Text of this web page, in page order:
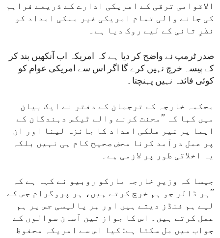
الاقوامی ترقی کے امریکی ادارے کے ذریعے فراہم
کی جانے والی تمام امریکی غیر ملکی امداد کو
نظرِ ثانی کے لیے روک دیا ہے۔
صدر ٹرمپ نے واضح کر دیا ہے کہ امریکہ اب آنکھیں بند کر
کے پیسہ خرچ نہیں کرے گا اگر اس سے امریکی عوام کو
کوئی فائدہ نہیں پہنچتا۔
محکمہ خارجہ کے ترجمان کے دفتر نے ایک بیان
میں کہا کہ ’’محنت کرنے والے ٹیکس دہندگان کے
ایما پر غیر ملکی امداد کا جائزہ لینا اور ان
پر عمل درآمد کرنا محض صحیح کام ہی نہیں بلکہ
یہ اخلاقی طور پر لازمی ہے۔
جیسا کہ وزیرِ خارجہ مارکو روبیو نے کہا ہے کہ
’’ہر ڈالر جو ہم خرچ کرتے ہیں، ہر پروگرام جس کے
لیے ہم فنڈز دیتے ہیں اور ہر پالیسی جس پر ہم
عمل کرتے ہیں۔ اس کا جواز تین آسان سوالوں کے
جواب میں مل سکتا ہے: کیا اس سے امریکہ محفوظ